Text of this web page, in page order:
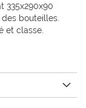
335x290x90
bouteilles.
et classe.